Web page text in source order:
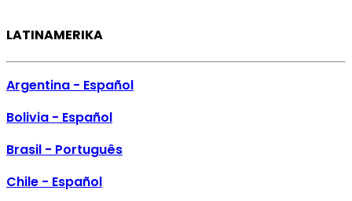
LATINAMERIKA
Argentina - Español
Bolivia - Español
Brasil - Português
Chile - Español